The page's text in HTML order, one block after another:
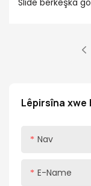
Lêpirsîna xwe
Nav
E-Name
rêgezek
rasterast li ser
nav hêlîna